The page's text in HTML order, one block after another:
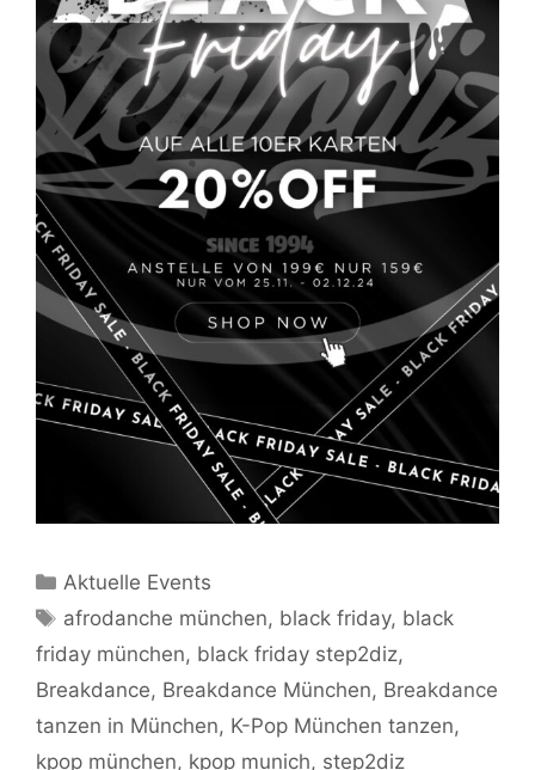
Kategorien
Aktuelle Events
Schlagwörter
afrodanche münchen, black friday, black
friday münchen, black friday step2diz,
Breakdance, Breakdance München, Breakdance
tanzen in München, K-Pop München tanzen,
kpop münchen, kpop munich, step2diz